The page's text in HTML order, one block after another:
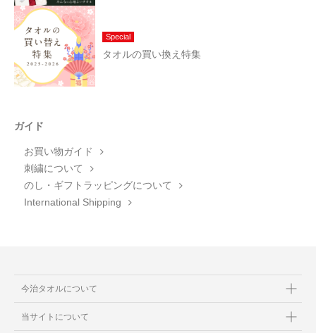
Special
タオルの買い換え特集
ガイド
お買い物ガイド
刺繍について
のし・ギフトラッピングについて
International Shipping
今治タオルについて
当サイトについて